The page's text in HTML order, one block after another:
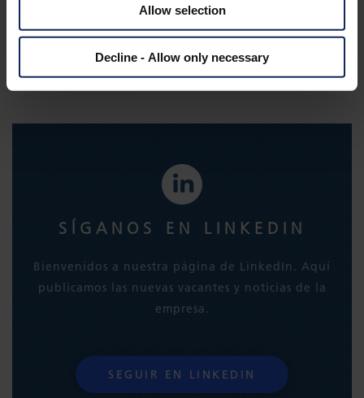
Allow selection
Decline - Allow only necessary
SÍGANOS EN LINKEDIN
Bienvenidos a nuestra página de LinkedIn. Aquí
publicamos las nuevas vacantes y noticias de la
empresa.
SEGUIR EN LINKEDIN